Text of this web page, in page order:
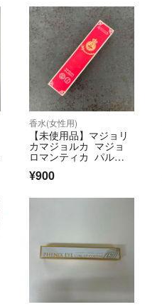
香水(女性用)
【未使用品】マジョリ
カマジョルカ マジョ
ロマンティカ パルフ
¥900